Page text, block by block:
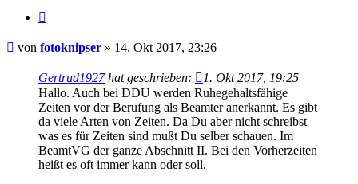
Beitrag
von fotoknipser » 14. Okt 2017, 23:26
Gertrud1927hat geschrieben:
1. Okt 2017, 19:25
Hallo. Auch bei DDU werden Ruhegehaltsfähige
Zeiten vor der Berufung als Beamter anerkannt. Es gibt
da viele Arten von Zeiten. Da Du aber nicht schreibst
was es für Zeiten sind mußt Du selber schauen. Im
BeamtVG der ganze Abschnitt II. Bei den Vorherzeiten
heißt es oft immer kann oder soll.